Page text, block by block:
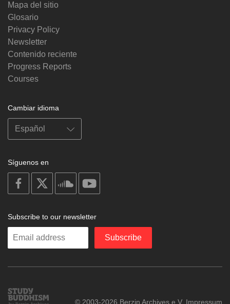
Mapa del sitio
Glosario
Privacy Policy
Newsletter
Contenido reciente
Progress Reports
Courses
Cambiar idioma
Síguenos en
on
facebook
soundcloud
Subscribe to our newsletter
Enter
Subscribe
Study
© 2003-2026 Berzin Archives e.V. Impressum